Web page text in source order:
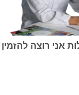
אני רוצה להזמין